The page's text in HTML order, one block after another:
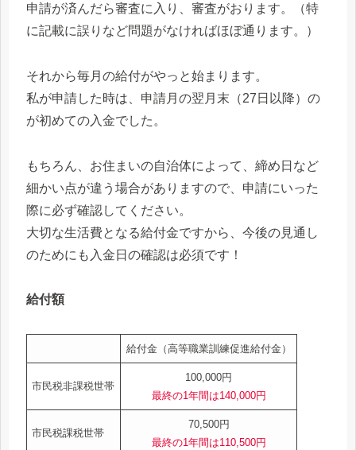
申請が済んだら審査に入り、審査がおります。（特
に記載に誤りなど問題がなければほぼ通ります。）
それから毎月の給付がやっと始まります。
私が申請した時は、申請月の翌月末（27日以降）の
が初めての入金でした。
もちろん、お住まいの自治体によって、締め日など
細かい点が違う場合がありますので、申請にいった
際に必ず確認してください。
大切な生活費となる給付金ですから、今後の見通し
のためにも入金日の確認は必須です！
給付額
給付金（高等職業訓練促進給付金）
市民税非課税世帯
100,000円
最終の1年間は140,000円
市民税課税世帯
70,500円
最終の1年間は110,500円